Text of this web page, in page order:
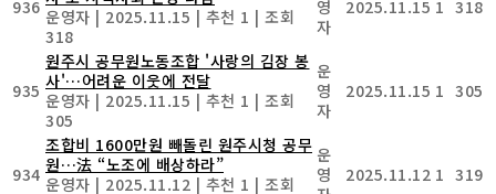
936 운영자 | 2025.11.15 | 추천 1 | 조회
318
영
자
2025.11.15 1 318
935
원주시 공무원노동조합 '사랑의 김장 봉
사'…어려운 이웃에 전달
운영자 | 2025.11.15 | 추천 1 | 조회
305
운
영
자
2025.11.15 1 305
934
조합비 1600만원 빼돌린 원주시청 공무
원…法 “노조에 배상하라”
운영자 | 2025.11.12 | 추천 1 | 조회
운
영
2025.11.12 1 319